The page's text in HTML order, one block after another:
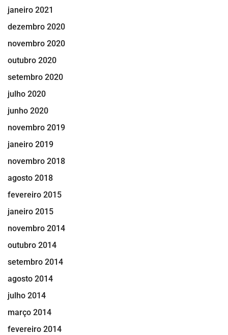
janeiro 2021
dezembro 2020
novembro 2020
outubro 2020
setembro 2020
julho 2020
junho 2020
novembro 2019
janeiro 2019
novembro 2018
agosto 2018
fevereiro 2015
janeiro 2015
novembro 2014
outubro 2014
setembro 2014
agosto 2014
julho 2014
março 2014
fevereiro 2014